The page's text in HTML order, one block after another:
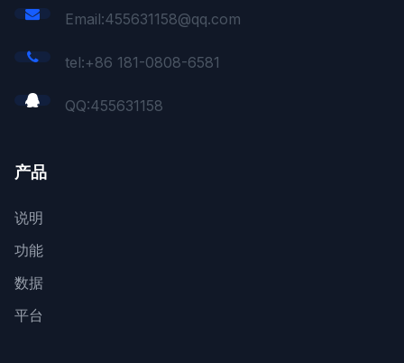
Email:455631158@qq.com
tel:+86 181-0808-6581
QQ:455631158
产品
说明
功能
数据
平台